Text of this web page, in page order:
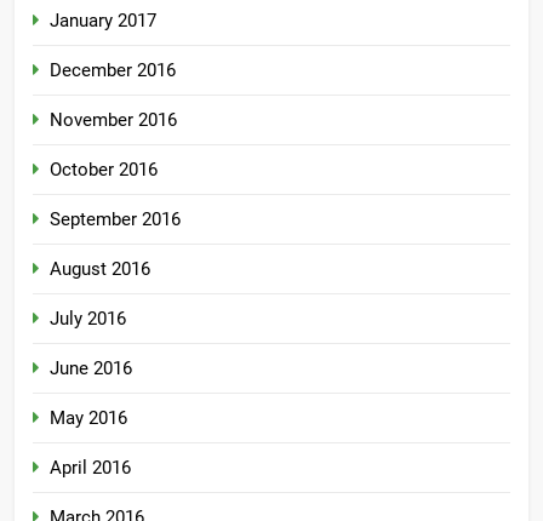
January 2017
December 2016
November 2016
October 2016
September 2016
August 2016
July 2016
June 2016
May 2016
April 2016